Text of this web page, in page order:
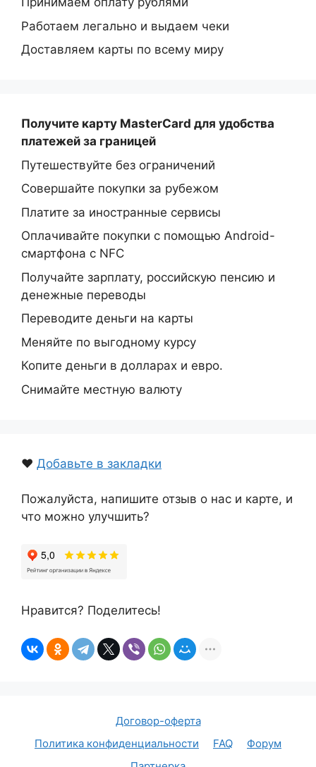
Работаем легально и выдаем чеки
Доставляем карты по всему миру
Получите карту MasterCard для удобства
платежей за границей
Путешествуйте без ограничений
Совершайте покупки за рубежом
Платите за иностранные сервисы
Оплачивайте покупки с помощью Android-
смартфона с NFC
Получайте зарплату, российскую пенсию и
денежные переводы
Переводите деньги на карты
Меняйте по выгодному курсу
Копите деньги в долларах и евро.
Снимайте местную валюту
❤️ Добавьте в закладки
Пожалуйста, напишите отзыв о нас и карте, и
что можно улучшить?
Нравится? Поделитесь!
Договор-оферта
Политика конфиденциальности
FAQ
Форум